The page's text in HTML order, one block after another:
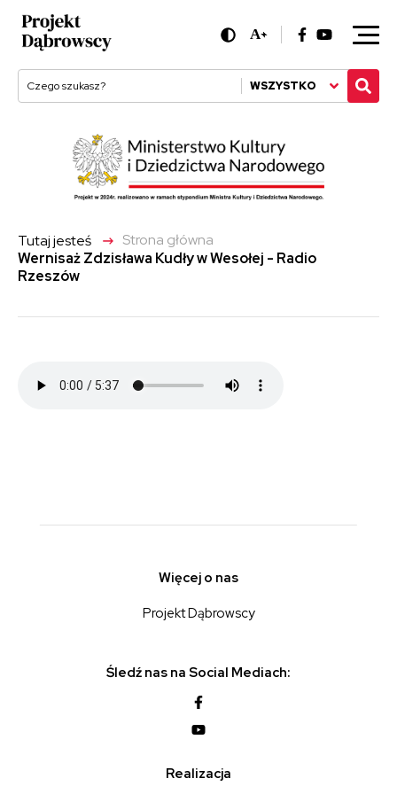
WSZYSTKO
A+
Tutaj jesteś ->
Strona główna
Wernisaż Zdzisława Kudły w Wesołej - Radio
Rzeszów
Więcej o nas
Projekt Dąbrowscy
Śledź nas na Social Mediach:
Realizacja